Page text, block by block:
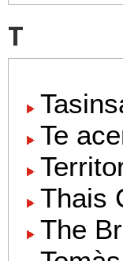
T
Te
Thais
The